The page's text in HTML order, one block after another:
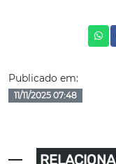
Publicado em:
11/11/2025 07:48